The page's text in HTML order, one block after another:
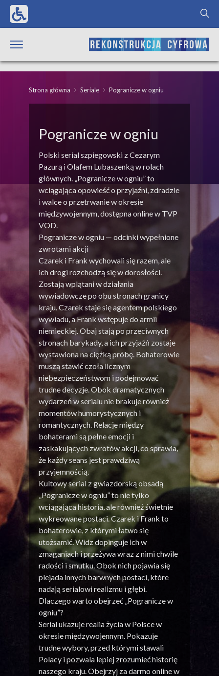
Strona główna Seriale Pogranicze w ogniu
Pogranicze w ogniu
Polski serial szpiegowski z Cezarym
Pazurą i Olafem Lubaszenką w rolach
głównych. „Pogranicze w ogniu” to
wciągająca opowieść o przyjaźni, zdradzie
i walce o przetrwanie w okresie
międzywojennym, dostępna online w TVP
VOD.
Pogranicze w ogniu — odcinki wypełnione
zwrotami akcji
Czarek i Frank wychowali się razem, ale
ich drogi rozchodzą się w dorosłości.
Zostają wplątani w działania
wywiadowcze po obu stronach granicy
kraju. Czarek staje się agentem polskiego
wywiadu, a Frank wstępuje do armii
niemieckiej. Obaj stają po przeciwnych
stronach barykady, a ich przyjaźń zostaje
wystawiona na ciężką próbę. Bohaterowie
muszą stawić czoła licznym
niebezpieczeństwom i podejmować
trudne decyzje. Obok dramatycznych
wydarzeń w serialu nie brakuje również
momentów humorystycznych i
romantycznych. Relacje między
bohaterami są pełne emocji i
zaskakujących zwrotów akcji, co sprawia,
że każdy seans jest prawdziwą
przyjemnością.
Kultowy serial z gwiazdorską obsadą
„Pogranicze w ogniu” to nie tylko
wciągająca historia, ale również świetnie
wykreowane postaci. Czarek i Frank to
bohaterowie, z którymi łatwo się
utożsamić. Widz dopinguje ich w
zmaganiach i przeżywa wraz z nimi chwile
radości i smutku. Obok nich pojawia się
plejada innych barwnych postaci, które
nadają serialowi realizmu i głębi.
Dlaczego warto obejrzeć „Pogranicze w
ogniu”?
Serial ukazuje realia życia w Polsce w
okresie międzywojennym. Pokazuje
trudne wybory, przed którymi stawali
Polacy i pozwala lepiej zrozumieć historię
naszego kraju. Obejrzyj za darmo online w